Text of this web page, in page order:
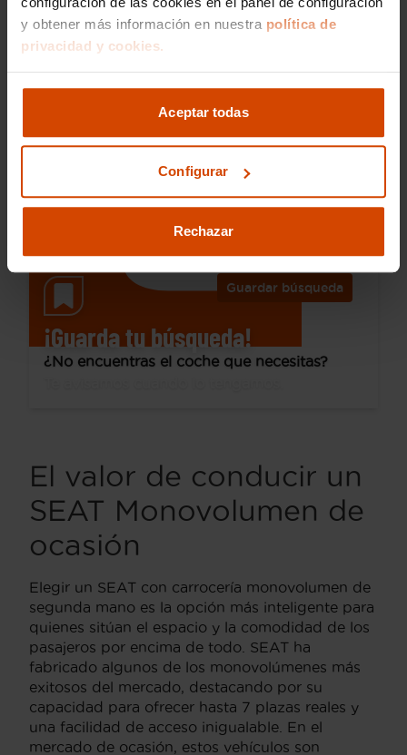
y obtener más información en nuestra política de
privacidad y cookies.
Aceptar todas
Configurar
Rechazar
14.790 €
2.0 TDI 110kW (150CV) 4D S/S St Adv Pl L
Manual
Guardar búsqueda
¡Guarda tu búsqueda!
¿No encuentras el coche que necesitas?
El valor de conducir un
SEAT Monovolumen de
ocasión
Elegir un SEAT con carrocería monovolumen de
segunda mano es la opción más inteligente para
quienes sitúan el espacio y la comodidad de los
pasajeros por encima de todo. SEAT ha
fabricado algunos de los monovolúmenes más
exitosos del mercado, destacando por su
capacidad para ofrecer hasta 7 plazas reales y
una facilidad de acceso inigualable. En el
mercado de ocasión, estos vehículos son